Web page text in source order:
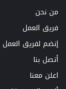
من نحن
فريق العمل
إنضم لفريق العمل
أتصل بنا
اعلن معنا